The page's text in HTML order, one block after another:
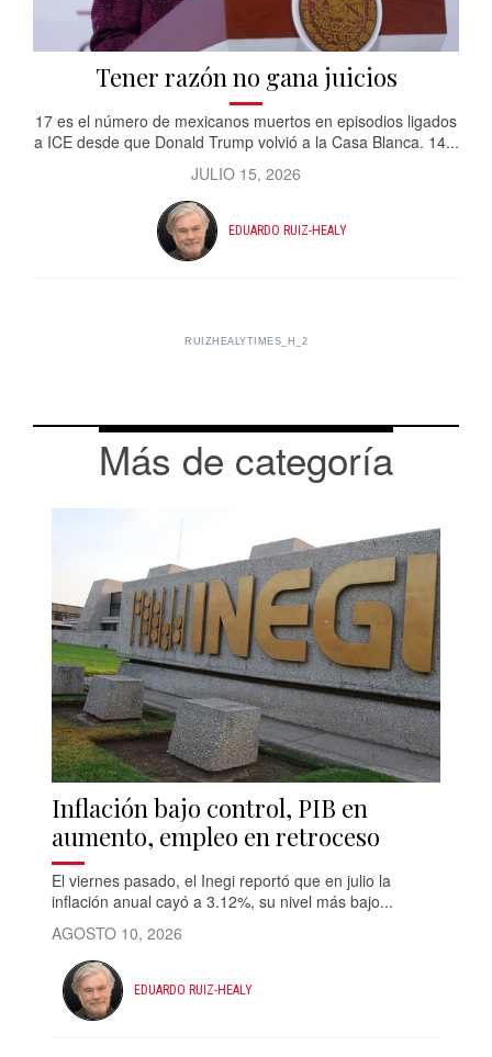
Tener razón no gana juicios
17 es el número de mexicanos muertos en episodios ligados
a ICE desde que Donald Trump volvió a la Casa Blanca. 14...
JULIO 15, 2026
EDUARDO RUIZ-HEALY
RUIZHEALYTIMES_H_2
Más de categoría
Inflación bajo control, PIB en
aumento, empleo en retroceso
El viernes pasado, el Inegi reportó que en julio la
inflación anual cayó a 3.12%, su nivel más bajo...
AGOSTO 10, 2026
EDUARDO RUIZ-HEALY